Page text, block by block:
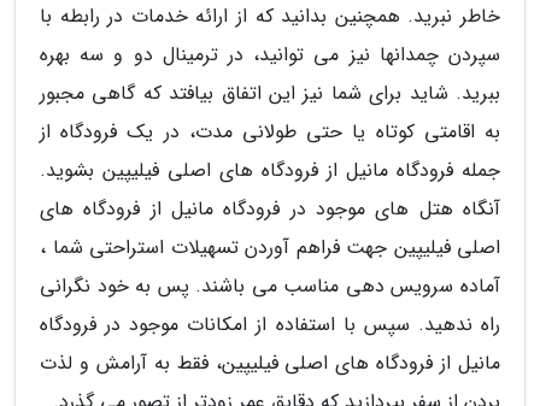
خاطر نبرید. همچنین بدانید که از ارائه خدمات در رابطه با
سپردن چمدانها نیز می توانید، در ترمینال دو و سه بهره
ببرید. شاید برای شما نیز این اتفاق بیافتد که گاهی مجبور
به اقامتی کوتاه یا حتی طولانی مدت، در یک فرودگاه از
جمله فرودگاه مانیل از فرودگاه های اصلی فیلیپین بشوید.
آنگاه هتل های موجود در فرودگاه مانیل از فرودگاه های
اصلی فیلیپین جهت فراهم آوردن تسهیلات استراحتی شما ،
آماده سرویس دهی مناسب می باشند. پس به خود نگرانی
راه ندهید. سپس با استفاده از امکانات موجود در فرودگاه
مانیل از فرودگاه های اصلی فیلیپین، فقط به آرامش و لذت